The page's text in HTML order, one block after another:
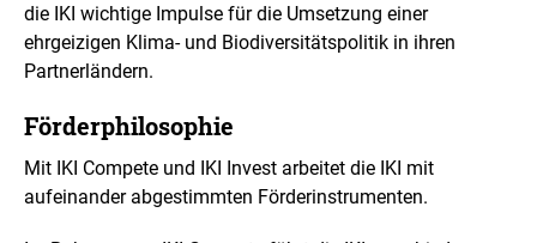
die IKI wichtige Impulse für die Umsetzung einer
ehrgeizigen Klima- und Biodiversitätspolitik in ihren
Partnerländern.
Förderphilosophie
Mit IKI Compete und IKI Invest arbeitet die IKI mit
aufeinander abgestimmten Förderinstrumenten.